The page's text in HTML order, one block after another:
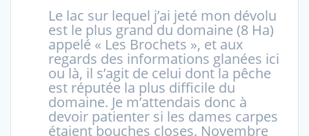
Le lac sur lequel j’ai jeté mon dévolu
est le plus grand du domaine (8 Ha)
appelé « Les Brochets », et aux
regards des informations glanées ici
ou là, il s’agit de celui dont la pêche
est réputée la plus difficile du
domaine. Je m’attendais donc à
devoir patienter si les dames carpes
étaient bouches closes. Novembre